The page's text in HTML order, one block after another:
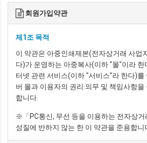
회원가입약관
제1조 목적
이 약관은 아중인쇄제본(전자상거래 사업
다)가 운영하는 아중복사(이하 "몰"이라 한
터넷 관련 서비스(이하 "서비스"라 한다)를
버 몰과 이용자의 권리·의무 및 책임사항
합니다.
※「PC통신, 무선 등을 이용하는 전자상거
성질에 반하지 않는 한 이 약관을 준용합니